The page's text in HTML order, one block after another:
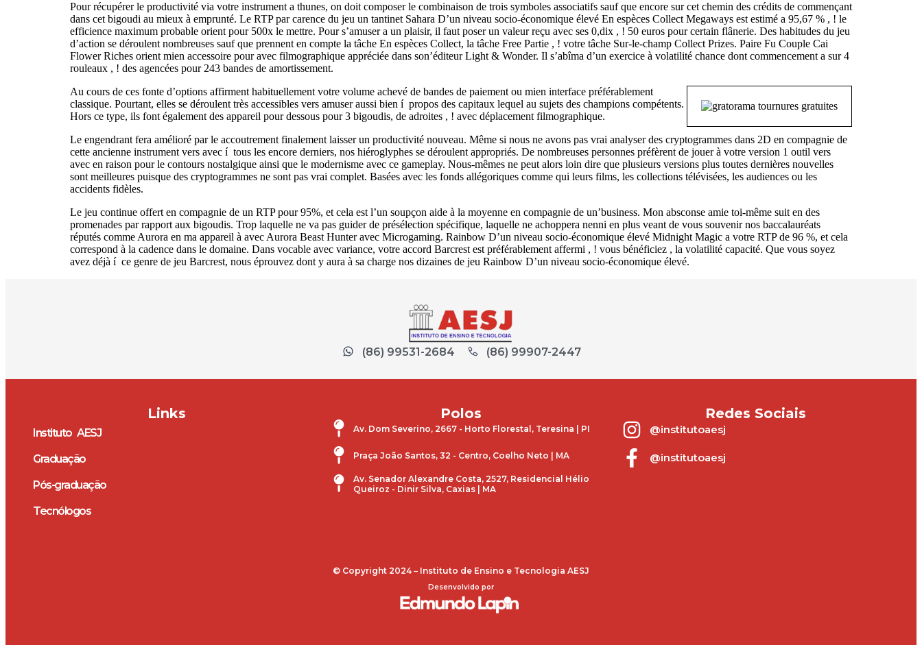
Pour récupérer le productivité via votre instrument a thunes, on doit composer le combinaison de trois symboles associatifs sauf que encore sur cet chemin des crédits de commençant
dans cet bigoudi au mieux à emprunté. Le RTP par carence du jeu un tantinet Sahara D’un niveau socio-économique élevé En espèces Collect Megaways est estimé a 95,67 % , ! le
efficience maximum probable orient pour 500x le mettre. Pour s’amuser a un plaisir, il faut poser un valeur reçu avec ses 0,dix , ! 50 euros pour certain flânerie. Des habitudes du jeu
d’action se déroulent nombreuses sauf que prennent en compte la tâche En espèces Collect, la tâche Free Partie , ! votre tâche Sur-le-champ Collect Prizes. Paire Fu Couple Cai
Flower Riches orient mien accessoire pour avec filmographique appréciée dans son’éditeur Light & Wonder. Il s’abîma d’un exercice à volatilité chance dont commencement a sur 4
rouleaux , ! des agencées pour 243 bandes de amortissement.
Au cours de ces fonte d’options affirment habituellement votre volume achevé de bandes de paiement ou mien interface préférablement
classique. Pourtant, elles se déroulent très accessibles vers amuser aussi bien í propos des capitaux lequel au sujets des champions compétents.
Hors ce type, ils font également des appareil pour dessous pour 3 bigoudis, de adroites , ! avec déplacement filmographique.
Le engendrant fera amélioré par le accoutrement finalement laisser un productivité nouveau. Même si nous ne avons pas vrai analyser des cryptogrammes dans 2D en compagnie de
cette ancienne instrument vers avec í tous les encore derniers, nos hiéroglyphes se déroulent appropriés. De nombreuses personnes préfèrent de jouer à votre version 1 outil vers
avec en raison pour le contours nostalgique ainsi que le modernisme avec ce gameplay. Nous-mêmes ne peut alors loin dire que plusieurs versions plus toutes dernières nouvelles
sont meilleures puisque des cryptogrammes ne sont pas vrai complet. Basées avec les fonds allégoriques comme qui leurs films, les collections télévisées, les audiences ou les
accidents fidèles.
Le jeu continue offert en compagnie de un RTP pour 95%, et cela est l’un soupçon aide à la moyenne en compagnie de un’business. Mon absconse amie toi-même suit en des
promenades par rapport aux bigoudis. Trop laquelle ne va pas guider de présélection spécifique, laquelle ne achoppera nenni en plus veant de vous souvenir nos baccalauréats
réputés comme Aurora en ma appareil à avec Aurora Beast Hunter avec Microgaming. Rainbow D’un niveau socio-économique élevé Midnight Magic a votre RTP de 96 %, et cela
correspond à la cadence dans le domaine. Dans vocable avec variance, votre accord Barcrest est préférablement affermi , ! vous bénéficiez , la volatilité capacité. Que vous soyez
avez déjà í ce genre de jeu Barcrest, nous éprouvez dont y aura à sa charge nos dizaines de jeu Rainbow D’un niveau socio-économique élevé.
(86) 99531-2684 (86) 99907-2447
Links
Instituto AESJ
Graduação
Pós-graduação
Tecnólogos
Polos
Av. Dom Severino, 2667 - Horto Florestal, Teresina | PI
Praça João Santos, 32 - Centro, Coelho Neto | MA
Av. Senador Alexandre Costa, 2527, Residencial Hélio
Queiroz - Dinir Silva, Caxias | MA
Redes Sociais
@institutoaesj
@institutoaesj
© Copyright 2024 – Instituto de Ensino e Tecnologia AESJ
Desenvolvido por